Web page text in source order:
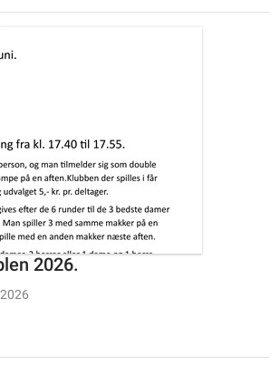
2026.